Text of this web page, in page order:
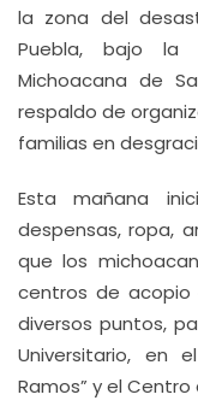
la zona del
Puebla, bajo la
Michoacana de
respaldo de
familias en
Esta mañana
despensas, ropa,
que los
centros de acopio
diversos puntos,
Universitario, en
Ramos” y el